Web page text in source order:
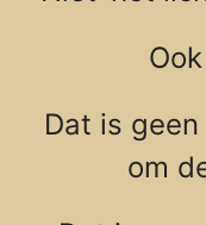
Dat is
om